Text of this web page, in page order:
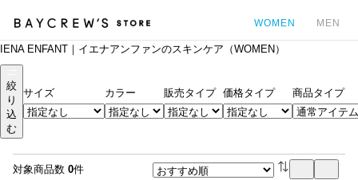
WOMEN MEN
IENA ENFANT｜イエナアンファンのスキンケア（WOMEN）
絞
り
込
む
サイズ カラー 販売タイプ 価格タイプ 商品タイプ
対象商品数 0件